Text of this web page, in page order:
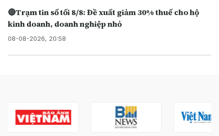
🔴Trạm tin số tối 8/8: Đề xuất giảm 30% thuế cho hộ
kinh doanh, doanh nghiệp nhỏ
08-08-2026, 20:58